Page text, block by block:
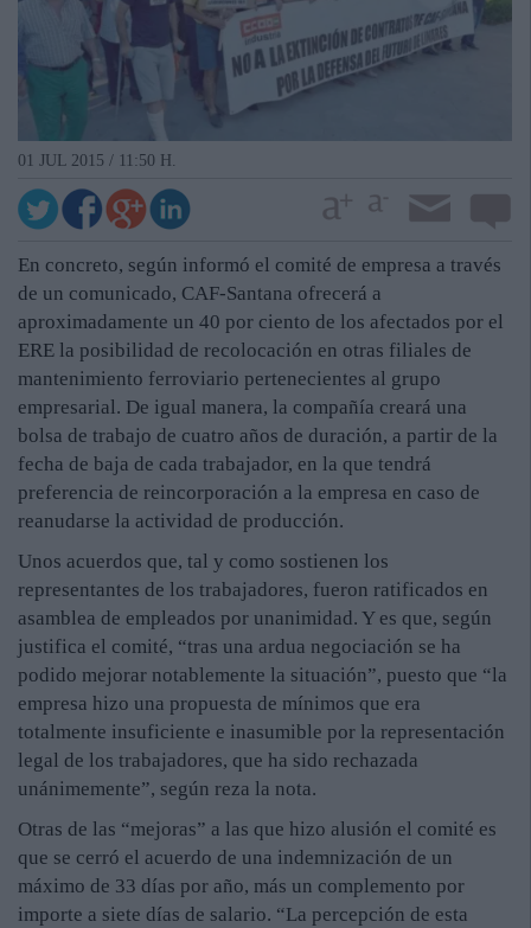
01 JUL 2015 / 11:50 H.
En concreto, según informó el comité de empresa a través
de un comunicado, CAF-Santana ofrecerá a
aproximadamente un 40 por ciento de los afectados por el
ERE la posibilidad de recolocación en otras filiales de
mantenimiento ferroviario pertenecientes al grupo
empresarial. De igual manera, la compañía creará una
bolsa de trabajo de cuatro años de duración, a partir de la
fecha de baja de cada trabajador, en la que tendrá
preferencia de reincorporación a la empresa en caso de
reanudarse la actividad de producción.
Unos acuerdos que, tal y como sostienen los
representantes de los trabajadores, fueron ratificados en
asamblea de empleados por unanimidad. Y es que, según
justifica el comité, “tras una ardua negociación se ha
podido mejorar notablemente la situación”, puesto que “la
empresa hizo una propuesta de mínimos que era
totalmente insuficiente e inasumible por la representación
legal de los trabajadores, que ha sido rechazada
unánimemente”, según reza la nota.
Otras de las “mejoras” a las que hizo alusión el comité es
que se cerró el acuerdo de una indemnización de un
máximo de 33 días por año, más un complemento por
importe a siete días de salario. “La percepción de esta